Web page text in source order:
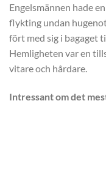
Engelsmännen hade
flykting undan
fört med sig i bagaget
Hemligheten var en
vitare och hårdare.
Intressant om det